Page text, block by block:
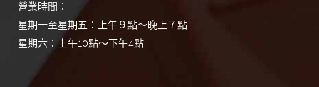
營業時間：
星期一至星期五：上午９點～晚上７點
星期六：上午10點～下午4點